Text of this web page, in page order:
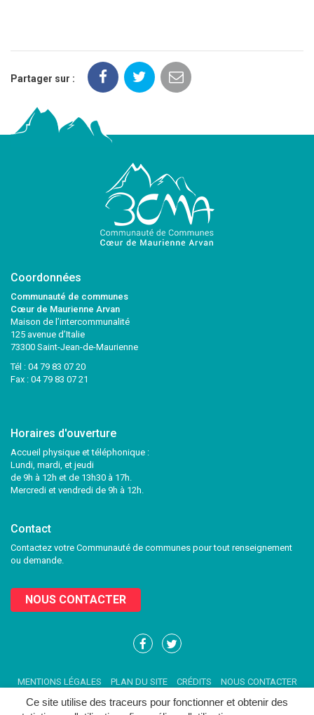
Ce site utilise des traceurs pour fonctionner et obtenir des
Partager sur :
Coordonnées
Communauté de communes
Cœur de Maurienne Arvan
Maison de l’intercommunalité
125 avenue d’Italie
73300 Saint-Jean-de-Maurienne
Tél : 04 79 83 07 20
Fax : 04 79 83 07 21
Horaires d'ouverture
Accueil physique et téléphonique :
Lundi, mardi, et jeudi
de 9h à 12h et de 13h30 à 17h.
Mercredi et vendredi de 9h à 12h.
Contact
Contactez votre Communauté de communes pour tout renseignement
ou demande.
NOUS CONTACTER
Lien
compte
Facebook
Lien
compte
Twitter
MENTIONS LÉGALES PLAN DU SITE CRÉDITS NOUS CONTACTER